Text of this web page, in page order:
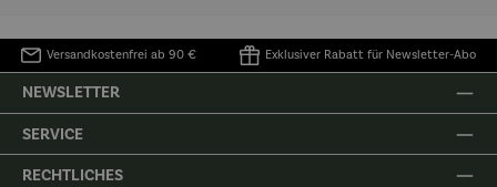
Versandkostenfrei ab 90 € Exklusiver Rabatt für Newsletter-Abo
NEWSLETTER
SERVICE
RECHTLICHES